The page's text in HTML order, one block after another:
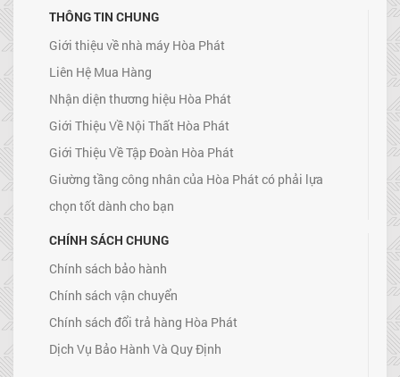
THÔNG TIN CHUNG
Giới thiệu về nhà máy Hòa Phát
Liên Hệ Mua Hàng
Nhận diện thương hiệu Hòa Phát
Giới Thiệu Về Nội Thất Hòa Phát
Giới Thiệu Về Tập Đoàn Hòa Phát
Giường tầng công nhân của Hòa Phát có phải lựa
chọn tốt dành cho bạn
CHÍNH SÁCH CHUNG
Chính sách bảo hành
Chính sách vận chuyển
Chính sách đổi trả hàng Hòa Phát
Dịch Vụ Bảo Hành Và Quy Định